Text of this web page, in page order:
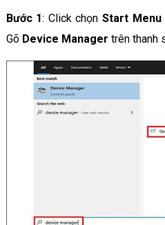
Bước 1: Click chọn Start Menu
Gõ Device Manager trên thanh